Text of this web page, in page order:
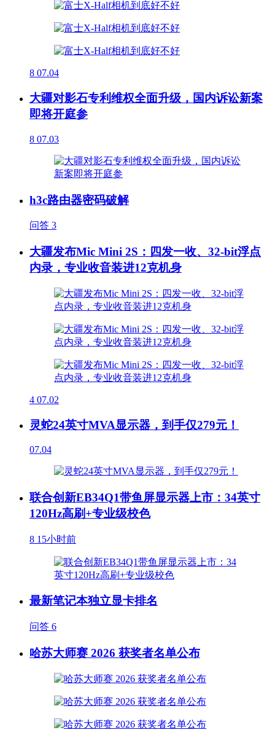
8 07.04
大疆对影石专利维权全面升级，国内诉讼新案
即将开庭参
8 07.03
h3c路由器密码破解
问答 3
大疆发布Mic Mini 2S：四发一收、32-bit浮点
内录，专业收音装进12克机身
4 07.02
灵蛇24英寸MVA显示器，到手仅279元！
07.04
联合创新EB34Q1带鱼屏显示器上市：34英寸
120Hz高刷+专业级校色
8 15小时前
最新笔记本独立显卡排名
问答 6
哈苏大师赛 2026 获奖者名单公布